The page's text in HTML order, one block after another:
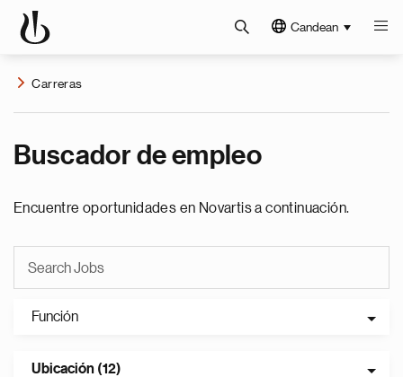
Candean
Carreras
Buscador de empleo
Encuentre oportunidades en Novartis a continuación.
Función
Ubicación (12)